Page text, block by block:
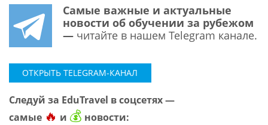
Самые важные и актуальные
новости об обучении за рубежом
— читайте в нашем Telegram канале.
ОТКРЫТЬ TELEGRAM-КАНАЛ
Следуй за EduTravel в соцсетях —
самые 🔥 и 💰 новости: